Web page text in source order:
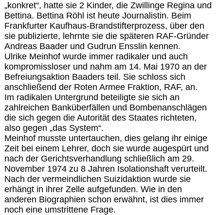
„konkret“, hatte sie 2 Kinder, die Zwillinge Regina und
Bettina. Bettina Röhl ist heute Journalistin. Beim
Frankfurter Kaufhaus-Brandstifterprozess, über den
sie publizierte, lehrnte sie die späteren RAF-Gründer
Andreas Baader und Gudrun Ensslin kennen.
Ulrike Meinhof wurde immer radikaler und auch
kompromissloser und nahm am 14. Mai 1970 an der
Befreiungsaktion Baaders teil. Sie schloss sich
anschließend der Roten Armee Fraktion, RAF, an.
Im radikalen Untergrund beteiligte sie sich an
zahlreichen Banküberfällen und Bombenanschlägen
die sich gegen die Autorität des Staates richteten,
also gegen „das System“.
Meinhof musste untertauchen, dies gelang ihr einige
Zeit bei einem Lehrer, doch sie wurde augespürt und
nach der Gerichtsverhandlung schließlich am 29.
November 1974 zu 8 Jahren Isolationshaft verurteilt.
Nach der vermeindlichen Suizidaktion wurde sie
erhängt in ihrer Zelle aufgefunden. Wie in den
anderen Biographien schon erwähnt, ist dies immer
noch eine umstrittene Frage.